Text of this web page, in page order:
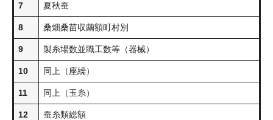
7 夏秋蚕
8 桑畑桑苗収繭額町村別
9 製糸場数並職工数等（器械）
10 同上（座繰）
11 同上（玉糸）
12 蚕糸類総額